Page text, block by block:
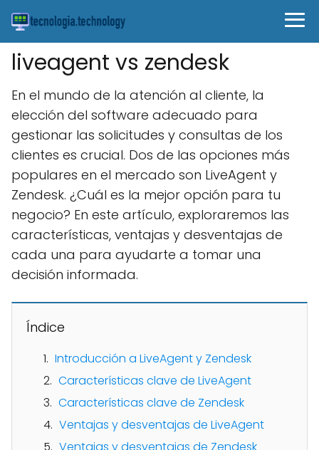
liveagent vs zendesk
En el mundo de la atención al cliente, la
elección del software adecuado para
gestionar las solicitudes y consultas de los
clientes es crucial. Dos de las opciones más
populares en el mercado son LiveAgent y
Zendesk. ¿Cuál es la mejor opción para tu
negocio? En este artículo, exploraremos las
características, ventajas y desventajas de
cada una para ayudarte a tomar una
decisión informada.
Índice
Introducción a LiveAgent y Zendesk
Características clave de LiveAgent
Características clave de Zendesk
Ventajas y desventajas de LiveAgent